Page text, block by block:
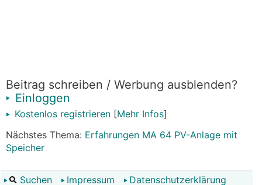
Beitrag schreiben / Werbung ausblenden?
Einloggen
Kostenlos registrieren [Mehr Infos]
Nächstes Thema: Erfahrungen MA 64 PV-Anlage mit
Speicher
Suchen Impressum Datenschutzerklärung